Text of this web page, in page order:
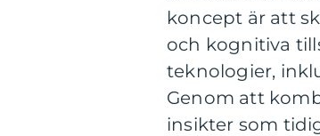
koncept är att
och kognitiva
teknologier,
Genom att
insikter som